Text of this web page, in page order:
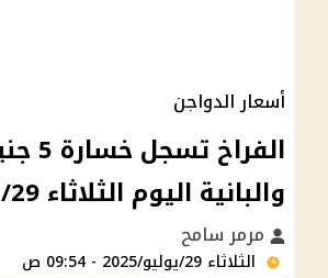
أسعار الدواجن
والبانية اليوم الثلاثاء 29/يوليو/2025 بالاسواق والبورصة
مرمر سامح
الثلاثاء 29/يوليو/2025 - 09:54 ص